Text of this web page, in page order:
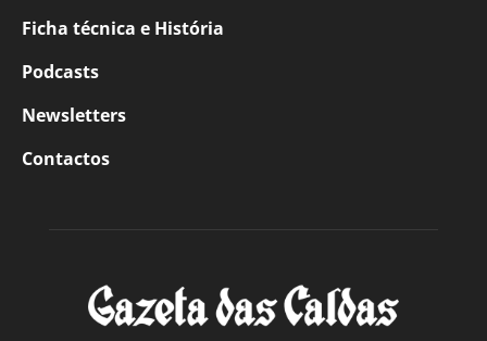
Ficha técnica e História
Podcasts
Newsletters
Contactos